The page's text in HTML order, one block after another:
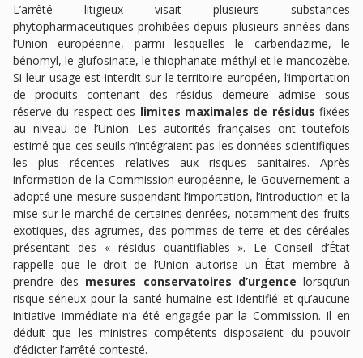
L’arrêté litigieux visait plusieurs substances
phytopharmaceutiques prohibées depuis plusieurs années dans
l’Union européenne, parmi lesquelles le carbendazime, le
bénomyl, le glufosinate, le thiophanate-méthyl et le mancozèbe.
Si leur usage est interdit sur le territoire européen, l’importation
de produits contenant des résidus demeure admise sous
réserve du respect des limites maximales de résidus fixées
au niveau de l’Union. Les autorités françaises ont toutefois
estimé que ces seuils n’intégraient pas les données scientifiques
les plus récentes relatives aux risques sanitaires. Après
information de la Commission européenne, le Gouvernement a
adopté une mesure suspendant l’importation, l’introduction et la
mise sur le marché de certaines denrées, notamment des fruits
exotiques, des agrumes, des pommes de terre et des céréales
présentant des « résidus quantifiables ». Le Conseil d’État
rappelle que le droit de l’Union autorise un État membre à
prendre des mesures conservatoires d’urgence lorsqu’un
risque sérieux pour la santé humaine est identifié et qu’aucune
initiative immédiate n’a été engagée par la Commission. Il en
déduit que les ministres compétents disposaient du pouvoir
d’édicter l’arrêté contesté.